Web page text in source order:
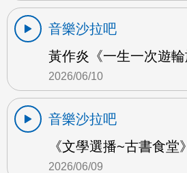
音樂沙拉吧
黃作炎《一生一次遊
2026/06/10
音樂沙拉吧
《文學選播~古書食堂
2026/06/09